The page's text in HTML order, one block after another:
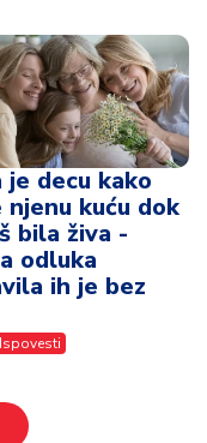
je decu kako
njenu kuću dok
bila živa -
odluka
ih je bez
Ispovesti